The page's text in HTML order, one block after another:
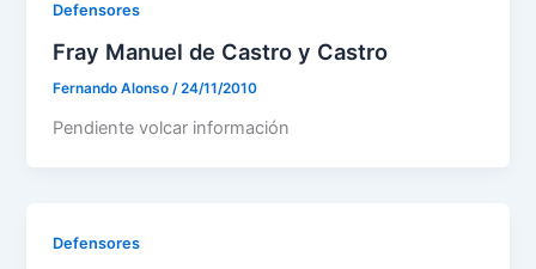
Defensores
Fray Manuel de Castro y Castro
Fernando Alonso /24/11/2010
Pendiente volcar información
Defensores